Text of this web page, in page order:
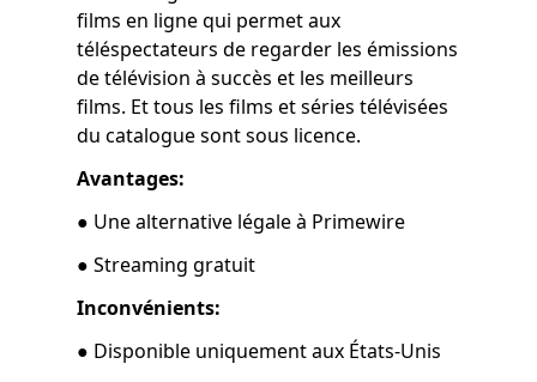
films en ligne qui permet aux
téléspectateurs de regarder les émissions
de télévision à succès et les meilleurs
films. Et tous les films et séries télévisées
du catalogue sont sous licence.
Avantages:
● Une alternative légale à Primewire
● Streaming gratuit
Inconvénients:
● Disponible uniquement aux États-Unis